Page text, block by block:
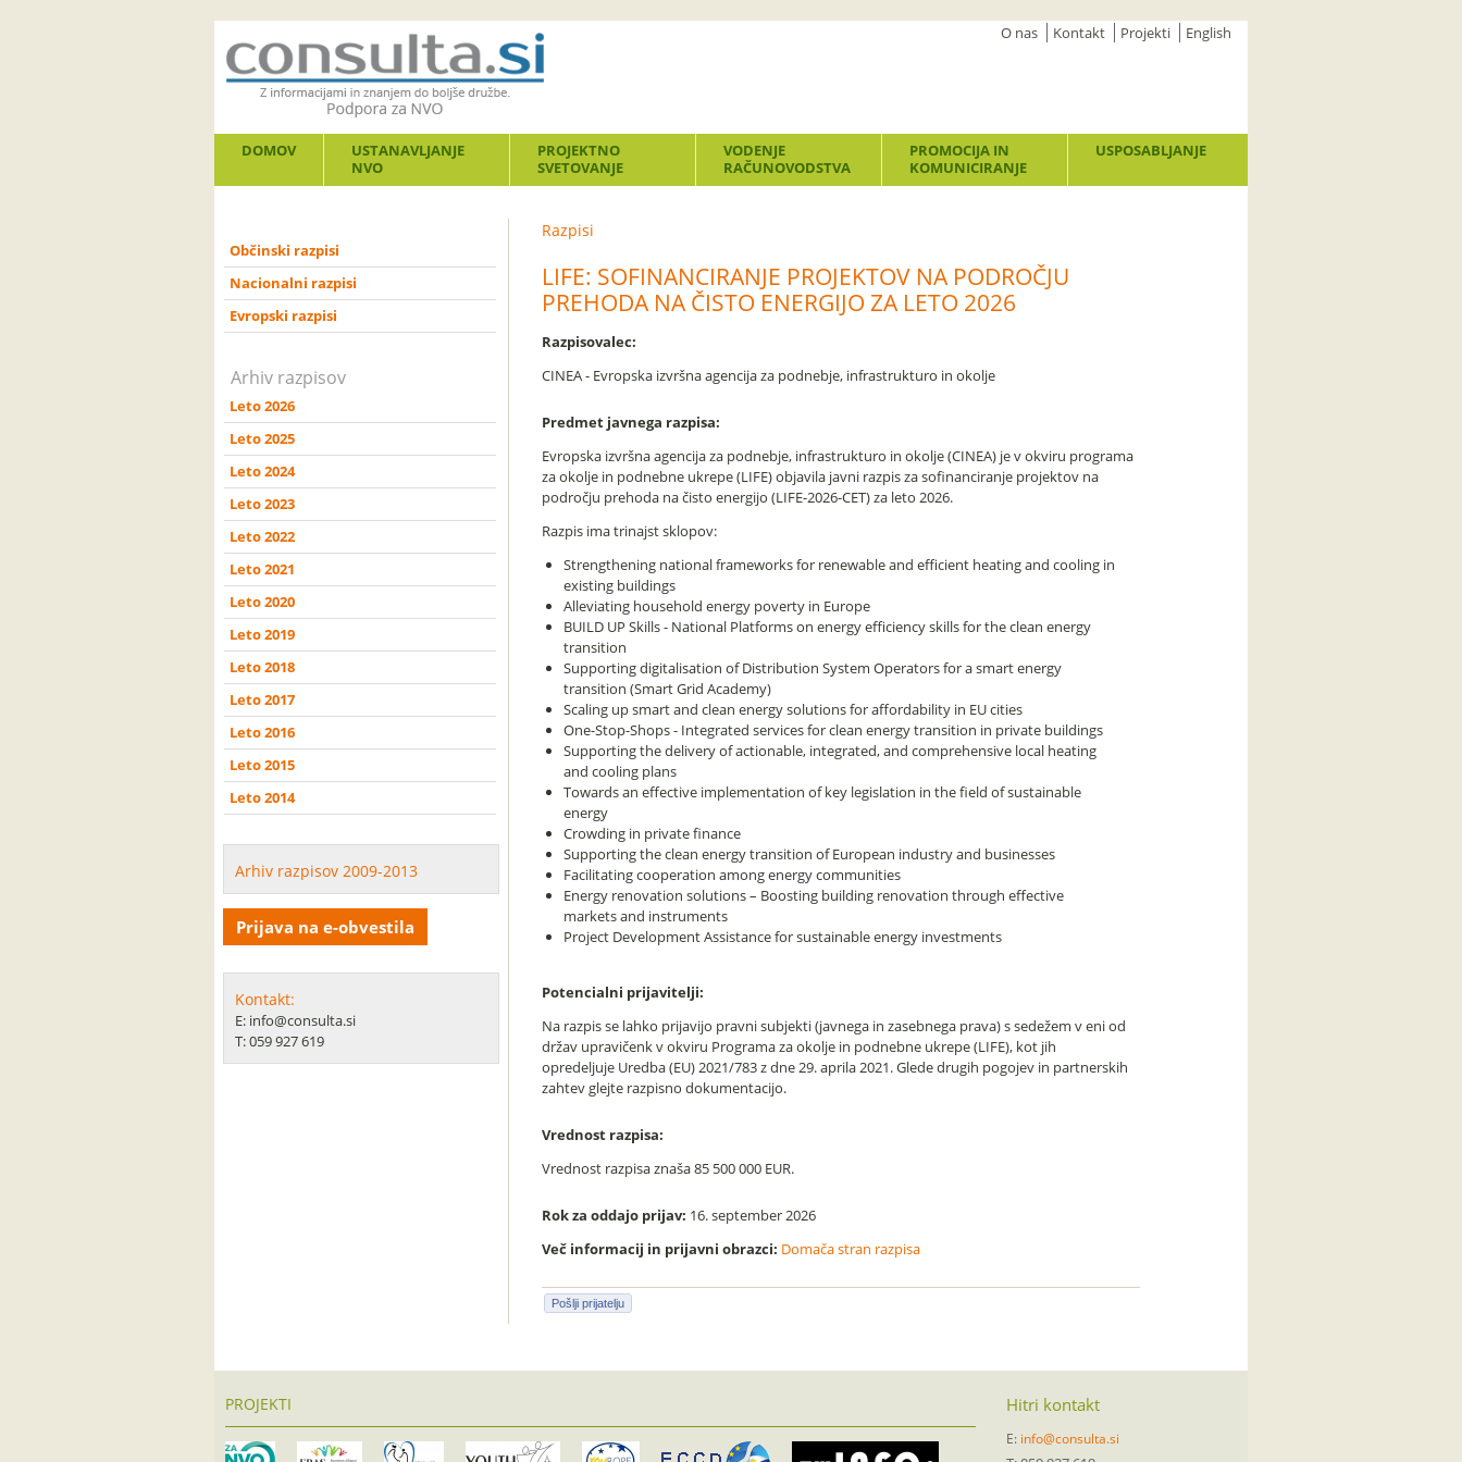
O nas Kontakt Projekti English
DOMOV
USTANAVLJANJE
NVO
PROJEKTNO
SVETOVANJE
VODENJE
RAČUNOVODSTVA
PROMOCIJA IN
KOMUNICIRANJE
USPOSABLJANJE
Občinski razpisi
Nacionalni razpisi
Evropski razpisi
Arhiv razpisov
Leto 2026
Leto 2025
Leto 2024
Leto 2023
Leto 2022
Leto 2021
Leto 2020
Leto 2019
Leto 2018
Leto 2017
Leto 2016
Leto 2015
Leto 2014
Arhiv razpisov 2009-2013
Prijava na e-obvestila
Kontakt:
E: info@consulta.si
T: 059 927 619
Razpisi
LIFE: SOFINANCIRANJE PROJEKTOV NA PODROČJU
PREHODA NA ČISTO ENERGIJO ZA LETO 2026
Razpisovalec:
CINEA - Evropska izvršna agencija za podnebje, infrastrukturo in okolje
Predmet javnega razpisa:
Evropska izvršna agencija za podnebje, infrastrukturo in okolje (CINEA) je v okviru programa
za okolje in podnebne ukrepe (LIFE) objavila javni razpis za sofinanciranje projektov na
področju prehoda na čisto energijo (LIFE-2026-CET) za leto 2026.
Razpis ima trinajst sklopov:
Strengthening national frameworks for renewable and efficient heating and cooling in
existing buildings
Alleviating household energy poverty in Europe
BUILD UP Skills - National Platforms on energy efficiency skills for the clean energy
transition
Supporting digitalisation of Distribution System Operators for a smart energy
transition (Smart Grid Academy)
Scaling up smart and clean energy solutions for affordability in EU cities
One-Stop-Shops - Integrated services for clean energy transition in private buildings
Supporting the delivery of actionable, integrated, and comprehensive local heating
and cooling plans
Towards an effective implementation of key legislation in the field of sustainable
energy
Crowding in private finance
Supporting the clean energy transition of European industry and businesses
Facilitating cooperation among energy communities
Energy renovation solutions – Boosting building renovation through effective
markets and instruments
Project Development Assistance for sustainable energy investments
Potencialni prijavitelji:
Na razpis se lahko prijavijo pravni subjekti (javnega in zasebnega prava) s sedežem v eni od
držav upravičenk v okviru Programa za okolje in podnebne ukrepe (LIFE), kot jih
opredeljuje Uredba (EU) 2021/783 z dne 29. aprila 2021. Glede drugih pogojev in partnerskih
zahtev glejte razpisno dokumentacijo.
Vrednost razpisa:
Vrednost razpisa znaša 85 500 000 EUR.
Rok za oddajo prijav: 16. september 2026
Več informacij in prijavni obrazci: Domača stran razpisa
Pošlji prijatelju
PROJEKTI Hitri kontakt
E: info@consulta.si